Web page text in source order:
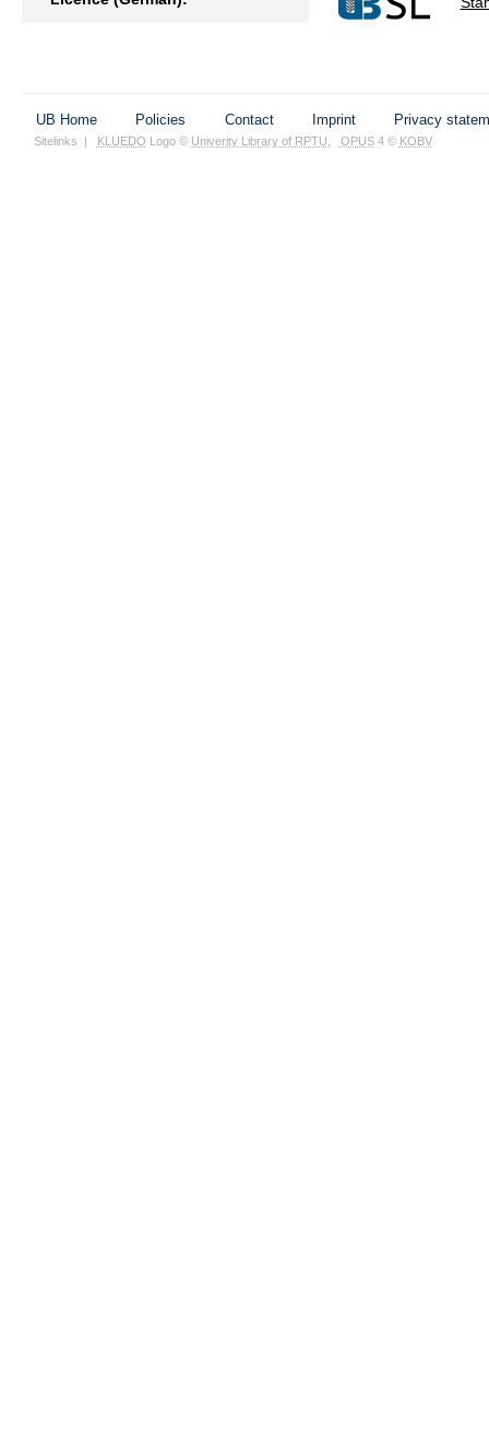
UB Home Policies Contact Imprint Privacy
Sitelinks KLUEDO Logo © Univerity Library of RPTU OPUS4 © KOBV